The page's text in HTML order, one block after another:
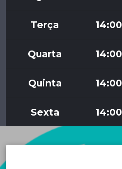
Terça 14:00
Quarta 14:00
Quinta 14:00
Sexta 14:00